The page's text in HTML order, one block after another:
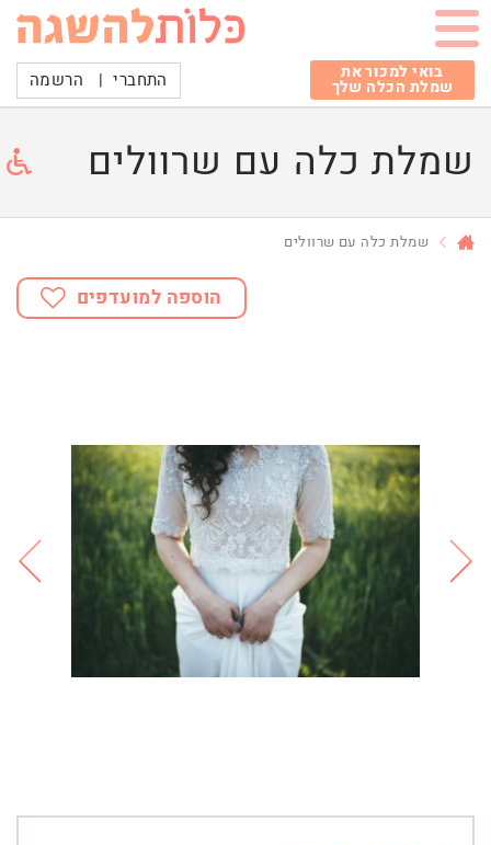
בואי למכור את
שמלת הכלה שלך התחברי | הרשמה
שמלת כלה עם שרוולים
שמלת כלה עם שרוולים
הוספה למועדפים